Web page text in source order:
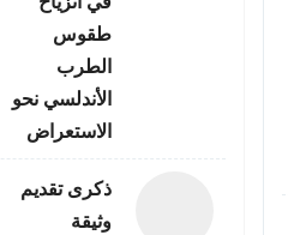
طقوس
الطرب
الأندلسي نحو
الاستعراض
ذكرى تقديم
وثيقة